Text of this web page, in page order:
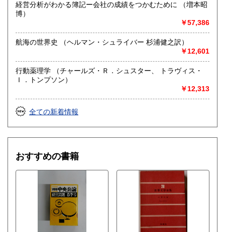
経営分析がわかる簿記ー会社の成績をつかむために （増本昭
博）
￥57,386
航海の世界史 （ヘルマン・シュライバー 杉浦健之訳）
￥12,601
行動薬理学 （チャールズ・Ｒ．シュスター、 トラヴィス・
Ｉ．トンプソン）
￥12,313
全ての新着情報
おすすめの書籍